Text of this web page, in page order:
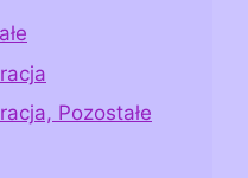
Pozostałe